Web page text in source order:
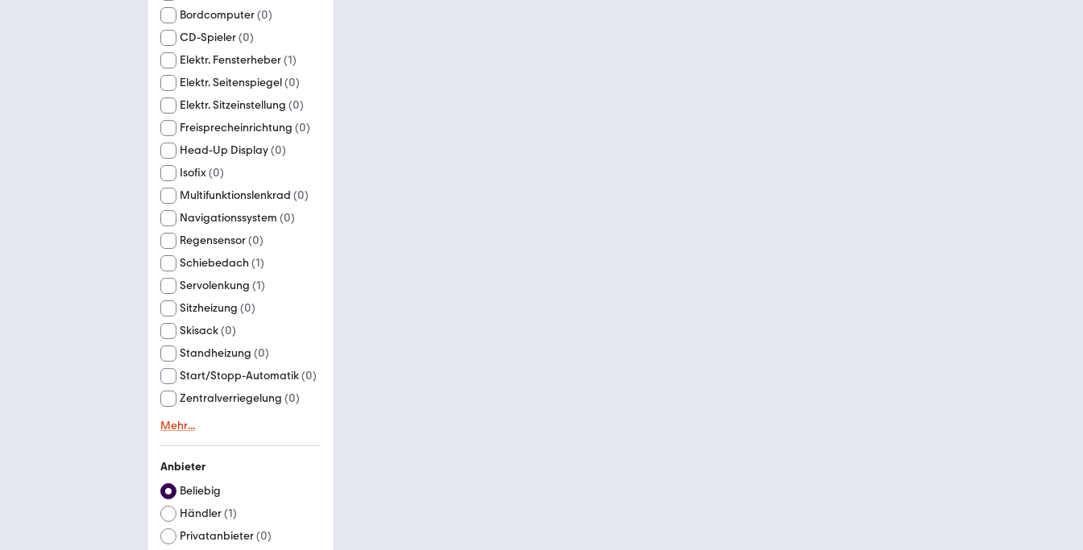
Bordcomputer(0)
CD-Spieler(0)
Elektr. Fensterheber(1)
Elektr. Seitenspiegel(0)
Elektr. Sitzeinstellung (0)
Freisprecheinrichtung (0)
Head-Up Display(0)
Isofix(0)
Multifunktionslenkrad (0)
Navigationssystem (0)
Regensensor(0)
Schiebedach (1)
Servolenkung (1)
Sitzheizung (0)
Skisack(0)
Standheizung (0)
Start/Stopp-Automatik(0)
Zentralverriegelung (0)
Mehr...
Anbieter
Beliebig
Händler(1)
Privatanbieter(0)